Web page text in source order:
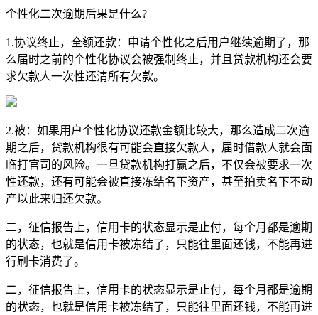
个性化二次逾期后果是什么?
1.协议终止，全额还款：申请个性化之后用户继续逾期了，那
么届时之前的个性化协议会被强制终止，并且贷款机构还会要
求欠款人一次性还清所有欠款。
2.被：如果用户个性化协议还款金额比较大，那么造成二次逾
期之后，贷款机构很有可能会直接欠款人，届时借款人就会面
临打官司的风险。一旦贷款机构打赢之后，不仅会被要求一次
性还款，还有可能会被直接冻结名下资产，甚至拍卖名下不动
产以此来归还欠款。
二，征信报告上，信用卡的状态显示是止付，每个月都是逾期
的状态，也就是信用卡被冻结了，只能往里面还钱，不能再进
行刷卡消费了。
二，征信报告上，信用卡的状态显示是止付，每个月都是逾期
的状态，也就是信用卡被冻结了，只能往里面还钱，不能再进